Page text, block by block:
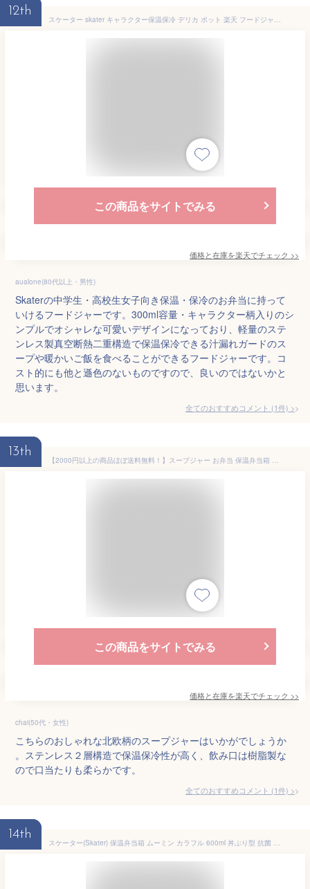
12th
スケーター skater キャラクター保温保冷 デリカ ポット 楽天 フードジャー スープポット スープジャー デリカポット ランチジャー スープ 超軽量 軽量 軽い 300ml 保温 保冷 子供 子ども こども キッズ 抗菌 女の子 女子 かわいい キャラ ランチ 弁当箱 弁当
この商品をサイトでみる
価格と在庫を楽天でチェック >>
aualone(80代以上・男性)
Skaterの中学生・高校生女子向き保温・保冷のお弁当に持って
いけるフードジャーです。300ml容量・キャラクター柄入りのシ
ンプルでオシャレな可愛いデザインになっており、軽量のステ
ンレス製真空断熱二重構造で保温保冷できる汁漏れガードのス
ープや暖かいご飯を食べることができるフードジャーです。コ
スト的にも他と遜色のないものですので、良いのではないかと
思います。
全てのおすすめコメント (1件) >
13th
【2000円以上の商品ほぼ送料無料！】スープジャー お弁当 保温弁当箱 300 Wpc ワールドパーティー スープジャー 300ml スープ 保温 スープジャー かわいい スープボトル ランチジャー 女性 ステンレス 可愛い フードポット 少量 フードジャー おしゃれ Wpc. Patterns 北欧
この商品をサイトでみる
価格と在庫を楽天でチェック >>
chai(50代・女性)
こちらのおしゃれな北欧柄のスープジャーはいかがでしょうか
。ステンレス２層構造で保温保冷性が高く、飲み口は樹脂製な
ので口当たりも柔らかです。
全てのおすすめコメント (1件) >
14th
スケーター(Skater) 保温弁当箱 ムーミン カラフル 600ml 丼ぶり型 抗菌 真空 ステンレス STLB1AG-A